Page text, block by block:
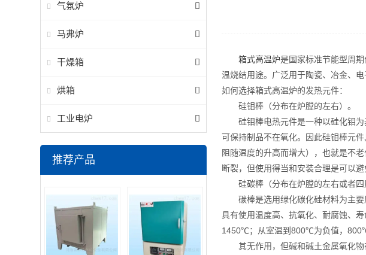
箱式高温炉是国家标准节能型周
温烧结用途。广泛用于陶瓷、冶金、
如何选择箱式高温炉的发热元件：
硅钼棒（分布在炉膛的左右）。
硅钼棒电热元件是一种以硅化钼为
可保持制品不在氧化。因此硅钼棒元
阻随温度的升高而增大），也就是不
断裂，但使用得当和安装合理是可以避
硅碳棒（分布在炉膛的左右或者四
碳棒是选用绿化碳化硅材料为主要
具有使用温度高、抗氧化、耐腐蚀、
1450℃；从室温到800℃为负值，
其无作用，但碱和碱土金属氧化物
气氛炉
马弗炉
干燥箱
烘箱
工业电炉
推荐产品